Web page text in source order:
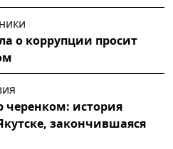
о коррупции просит
черенком: история
закончившаяся